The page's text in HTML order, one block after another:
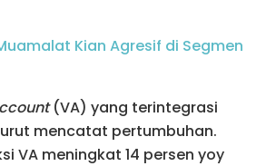
Kian Agresif di Segmen
(VA) yang terintegrasi
mencatat pertumbuhan.
VA meningkat 14 persen yoy